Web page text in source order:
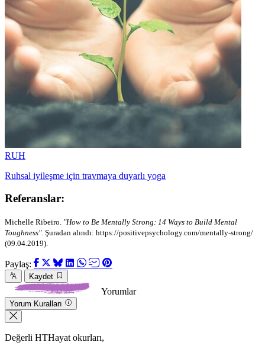
RUH
Ruhsal iyileşme için travmaya duyarlı yoga
Referanslar:
Michelle Ribeiro. "How to Be Mentally Strong: 14 Ways to Build Mental
Toughness". Şuradan alındı: https://positivepsychology.com/mentally-strong/
(09.04.2019).
Paylaş:
Kaydet
Yorumlar
Yorum Kuralları
Değerli HTHayat okurları,